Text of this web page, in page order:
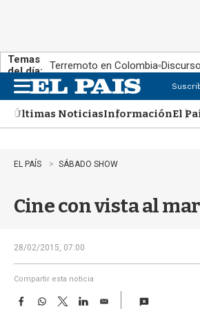
Temas
del día: Terremoto en Colombia
n
uÚltimas NoticiasInformaciónEl
EL PAÍS SÁBADO SHOW
Cine con vista al mar
28/02/2015, 07:00
Compartir esta noticia
F
W
T
L
E